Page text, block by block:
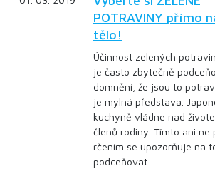
POTRAVINY přímo
tělo!
Účinnost zelených potravin
je často zbytečně
domnění, že jsou to
je mylná představa.
kuchyně vládne nad
členů rodiny. Tímto ani ne
rčením se upozorňuje na
podceňovat…